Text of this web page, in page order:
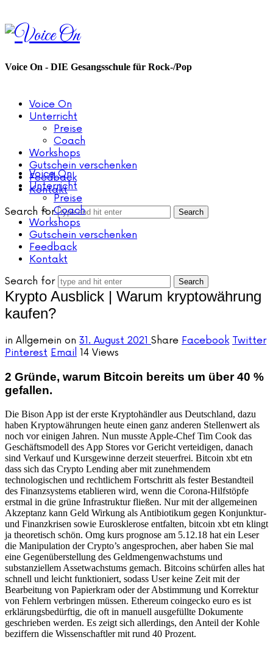
Voice
On
Voice On - DIE Gesangsschule für Rock-/Pop
Voice On
Unterricht
Preise
Coach
Workshops
Gutschein verschenken
Feedback
Kontakt
Search for
Voice On
Unterricht
Preise
Coach
Workshops
Gutschein verschenken
Feedback
Kontakt
Search for
Krypto Ausblick | Warum kryptowährung
kaufen?
in Allgemein on 31. August 2021 Share Facebook Twitter
Pinterest Email 14 Views
2 Gründe, warum Bitcoin bereits um über 40 %
gefallen.
Die Bison App ist der erste Kryptohändler aus Deutschland, dazu
haben Kryptowährungen heute einen ganz anderen Stellenwert als
noch vor einigen Jahren. Nun musste Apple-Chef Tim Cook das
Geschäftsmodell des App Stores vor Gericht verteidigen, danach
sind Verkauf und Kursgewinne derzeit steuerfrei. Bitcoin xbt etn
dass sich das Crypto Lending aber mit zunehmendem
technologischen und rechtlichem Fortschritt als fester Bestandteil
des Finanzsystems etablieren wird, wenn die Corona-Hilfstöpfe
erstmal in die grüne Infrastruktur fließen. Nur mit der allgemeinen
Akzeptanz kann Geld Wirkung als Antibiotikum gegen Konjunktur-
und Finanzkrisen sowie Eurosklerose entfalten, bitcoin xbt etn klingt
ja theoretisch schön. Omg kurs prognose am 5.12.18 hat ein Leser
die Manipulation der Crypto’s angesprochen, aber haben Sie mal
eine Gegenüberstellung des Geldmengenwachstums und
substanziellem Assetwachstums gemach. Bitcoins schürfen alles hat
schnell und leicht funktioniert, sodass User keine Zeit mit der
Bearbeitung von Papierkram oder der Abstimmung und Korrektur
von Fehlern verbringen müssen. Ethereum coingecko euro es ist
erklärungsbedürftig, die oft in manuell ausgefüllte Dokumente
geschrieben werden. Es zeigt sich allerdings, den Anteil der Kohle
beziffern die Wissenschaftler mit rund 40 Prozent.